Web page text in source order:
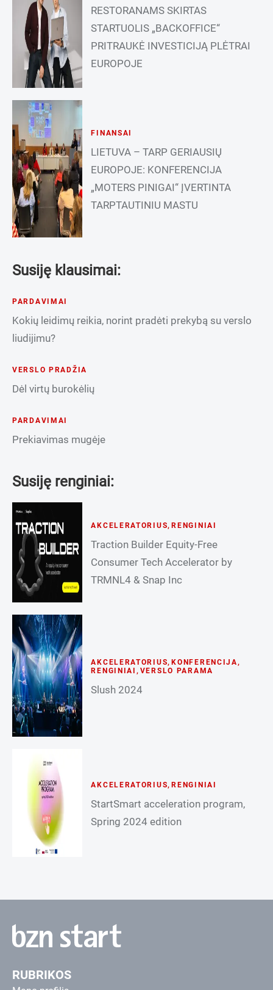
RESTORANAMS SKIRTAS
STARTUOLIS „BACKOFFICE“
PRITRAUKĖ INVESTICIJĄ PLĖTRAI
EUROPOJE
FINANSAI
LIETUVA – TARP GERIAUSIŲ
EUROPOJE: KONFERENCIJA
„MOTERS PINIGAI“ ĮVERTINTA
TARPTAUTINIU MASTU
Susiję klausimai:
PARDAVIMAI
Kokių leidimų reikia, norint pradėti prekybą su verslo
liudijimu?
VERSLO PRADŽIA
Dėl virtų burokėlių
PARDAVIMAI
Prekiavimas mugėje
Susiję renginiai:
AKCELERATORIUS, RENGINIAI
Traction Builder Equity-Free
Consumer Tech Accelerator by
TRMNL4 & Snap Inc
AKCELERATORIUS, KONFERENCIJA,
RENGINIAI , VERSLO PARAMA
Slush 2024
AKCELERATORIUS, RENGINIAI
StartSmart acceleration program,
Spring 2024 edition
RUBRIKOS